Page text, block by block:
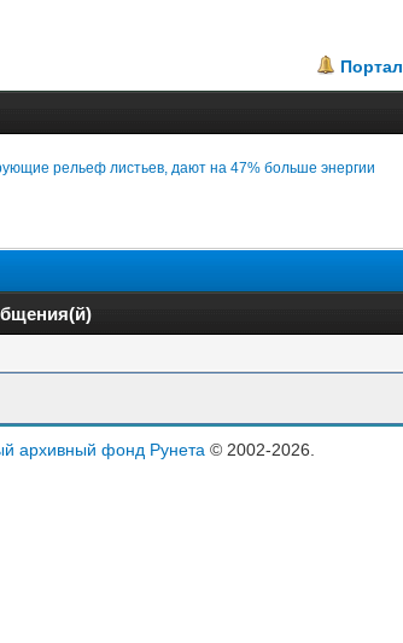
Портал
рельеф листьев, дают на 47% больше энергии
архивный фонд Рунета © 2002-2026.